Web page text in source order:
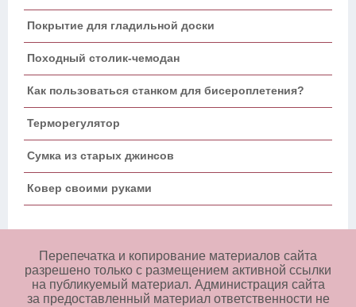
Покрытие для гладильной доски
Походный столик-чемодан
Как пользоваться станком для бисероплетения?
Терморегулятор
Сумка из старых джинсов
Ковер своими руками
Перепечатка и копирование материалов сайта
разрешено только с размещением активной ссылки
на публикуемый материал. Администрация сайта
за предоставленный материал ответственности не